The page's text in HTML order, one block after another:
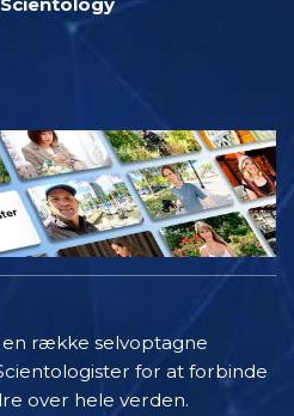
række selvoptagne
for at forbinde
over hele verden.